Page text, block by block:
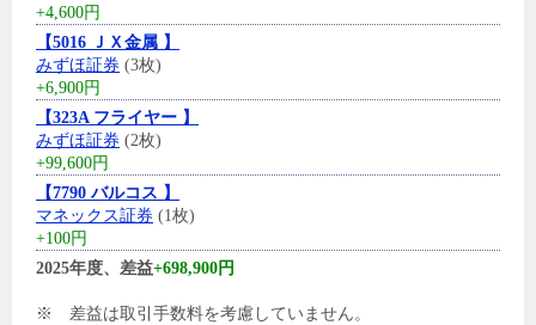
+4,600円
【5016 ＪＸ金属 】
みずほ証券 (3枚)
+6,900円
【323A フライヤー 】
みずほ証券 (2枚)
+99,600円
【7790 バルコス 】
マネックス証券 (1枚)
+100円
2025年度、差益+698,900円
※ 差益は取引手数料を考慮していません。